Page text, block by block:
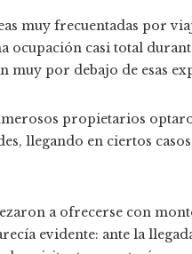
muy frecuentadas por
ocupación casi total
muy por debajo de esas
propietarios
llegando en ciertos
a ofrecerse con
evidente: ante la